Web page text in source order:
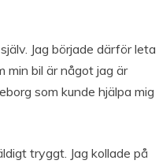
Jag började därför leta
min bil är något jag är
som kunde hjälpa mig
tryggt. Jag kollade på